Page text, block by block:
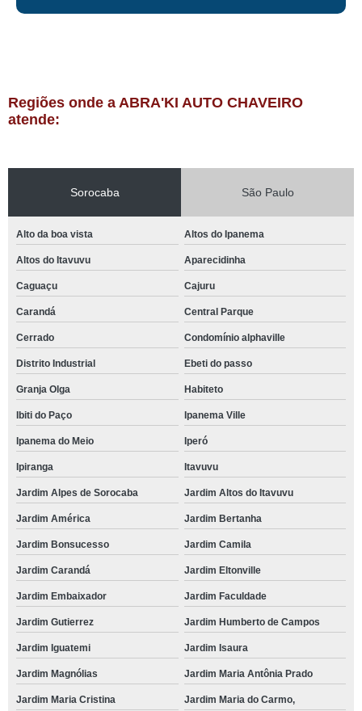
Regiões onde a ABRA'KI AUTO CHAVEIRO
atende:
Sorocaba São Paulo
Alto da boa vista Altos do Ipanema
Altos do Itavuvu Aparecidinha
Caguaçu Cajuru
Carandá Central Parque
Cerrado Condomínio alphaville
Distrito Industrial Ebeti do passo
Granja Olga Habiteto
Ibiti do Paço Ipanema Ville
Ipanema do Meio Iperó
Ipiranga Itavuvu
Jardim Alpes de Sorocaba Jardim Altos do Itavuvu
Jardim América Jardim Bertanha
Jardim Bonsucesso Jardim Camila
Jardim Carandá Jardim Eltonville
Jardim Embaixador Jardim Faculdade
Jardim Gutierrez Jardim Humberto de Campos
Jardim Iguatemi Jardim Isaura
Jardim Magnólias Jardim Maria Antônia Prado
Jardim Maria Cristina Jardim Maria do Carmo,